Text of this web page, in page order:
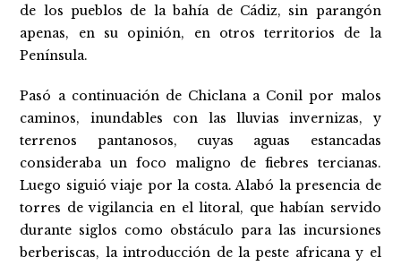
de los pueblos de la bahía de Cádiz, sin parangón
apenas, en su opinión, en otros territorios de la
Península.
Pasó a continuación de Chiclana a Conil por malos
caminos, inundables con las lluvias invernizas, y
terrenos pantanosos, cuyas aguas estancadas
consideraba un foco maligno de fiebres tercianas.
Luego siguió viaje por la costa. Alabó la presencia de
torres de vigilancia en el litoral, que habían servido
durante siglos como obstáculo para las incursiones
berberiscas, la introducción de la peste africana y el